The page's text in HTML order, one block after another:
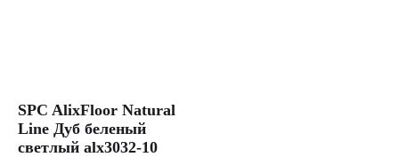
SPC AlixFloor Natural
Line Дуб беленый
светлый alx3032-10